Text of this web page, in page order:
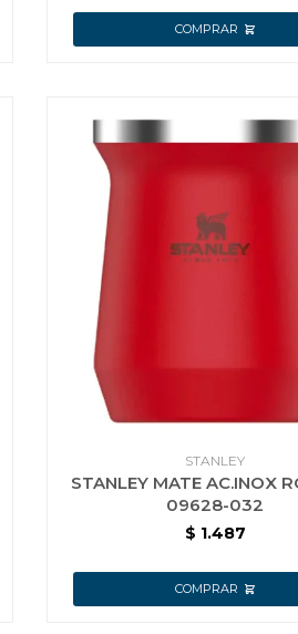
STANLEY
STANLEY MATE AC.INOX
09628-032
$ 1.487